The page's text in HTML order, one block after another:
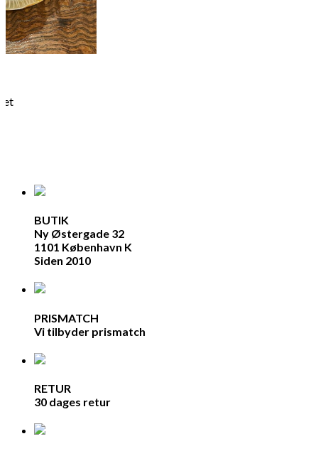
BUTIK
Ny Østergade 32
1101 København K
Siden 2010
PRISMATCH
Vi tilbyder prismatch
RETUR
30 dages retur